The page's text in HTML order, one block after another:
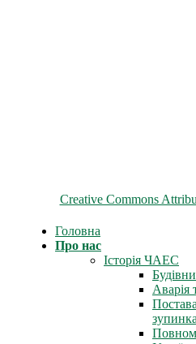
Creative Commons
Головна
Про нас
Історія ЧАЕС
Аварія
зупинка